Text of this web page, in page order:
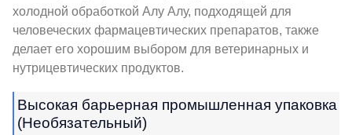
холодной обработкой Алу Алу, подходящей для
человеческих фармацевтических препаратов, также
делает его хорошим выбором для ветеринарных и
нутрицевтических продуктов.
Высокая барьерная промышленная упаковка
(Необязательный)